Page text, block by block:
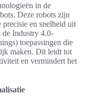
in de
Deze robots zijn
precisie en snelheid uit
de Industry 4.0-
toepassingen die
maken. Dit leidt tot
en vermindert het